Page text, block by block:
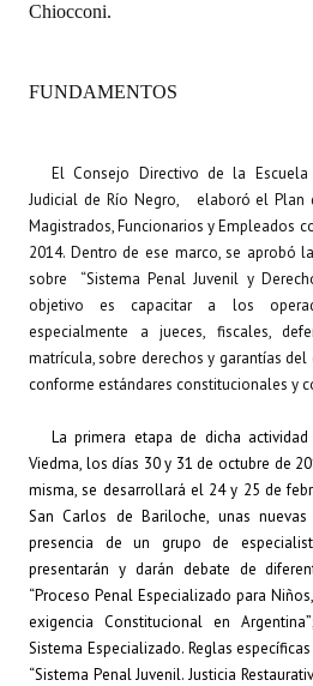
Dictámenes Asesoría Letrada
Ejecución Presupuestaria
Actas de Audiencias Públicas
NORMATIVA
Comunicaciones
Declaraciones
Resoluciones de Presidencia
INSTITUCIONAL
Antiguos Pobladores
Noticias Destacadas
Registros y Distinciones
Chiocconi.
FUNDAMENTOS
El Consejo Directivo de la
Judicial de Río Negro, elaboró el Plan
Magistrados, Funcionarios y Empleados
2014. Dentro de ese marco, se aprobó
sobre “Sistema Penal Juvenil y
objetivo es capacitar a los
especialmente a jueces, fiscales,
matrícula, sobre derechos y garantías
conforme estándares constitucionales y
La primera etapa de dicha
Viedma, los días 30 y 31 de octubre de
misma, se desarrollará el 24 y 25 de
San Carlos de Bariloche, unas
presencia de un grupo de
presentarán y darán debate de
“Proceso Penal Especializado para
exigencia Constitucional en
Sistema Especializado. Reglas
“Sistema Penal Juvenil. Justicia